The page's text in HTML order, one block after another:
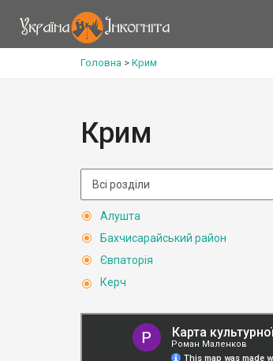
Головна > Крим
Крим
Алушта
Бахчисарайський район
Євпаторія
Керч